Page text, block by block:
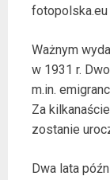
fotopolska.eu
Ważnym
w 1931 r.
m.in.
Za
zostanie
Dwa lata